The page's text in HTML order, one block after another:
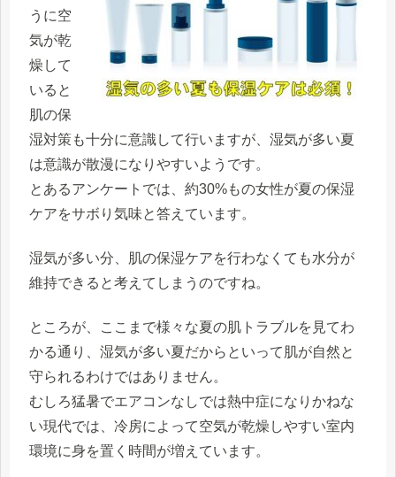
うに空
気が乾
燥して
いると
肌の保
湿対策も十分に意識して行いますが、湿気が多い夏
は意識が散漫になりやすいようです。
とあるアンケートでは、約30%もの女性が夏の保湿
ケアをサボり気味と答えています。
湿気が多い分、肌の保湿ケアを行わなくても水分が
維持できると考えてしまうのですね。
ところが、ここまで様々な夏の肌トラブルを見てわ
かる通り、湿気が多い夏だからといって肌が自然と
守られるわけではありません。
むしろ猛暑でエアコンなしでは熱中症になりかねな
い現代では、冷房によって空気が乾燥しやすい室内
環境に身を置く時間が増えています。